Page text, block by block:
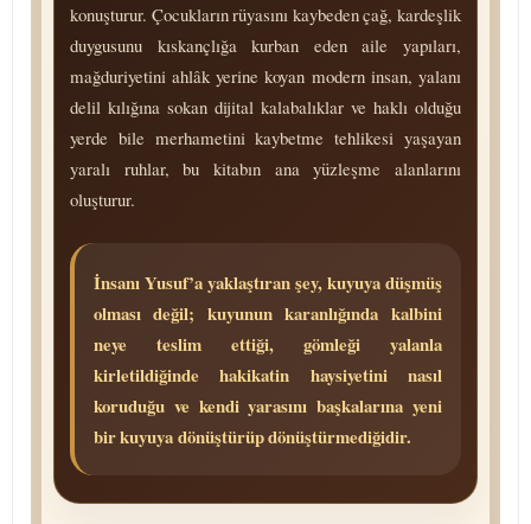
konuşturur. Çocukların rüyasını kaybeden çağ, kardeşlik
duygusunu kıskançlığa kurban eden aile yapıları,
mağduriyetini ahlâk yerine koyan modern insan, yalanı
delil kılığına sokan dijital kalabalıklar ve haklı olduğu
yerde bile merhametini kaybetme tehlikesi yaşayan
yaralı ruhlar, bu kitabın ana yüzleşme alanlarını
oluşturur.
İnsanı Yusuf’a yaklaştıran şey, kuyuya düşmüş
olması değil; kuyunun karanlığında kalbini
neye teslim ettiği, gömleği yalanla
kirletildiğinde hakikatin haysiyetini nasıl
koruduğu ve kendi yarasını başkalarına yeni
bir kuyuya dönüştürüp dönüştürmediğidir.